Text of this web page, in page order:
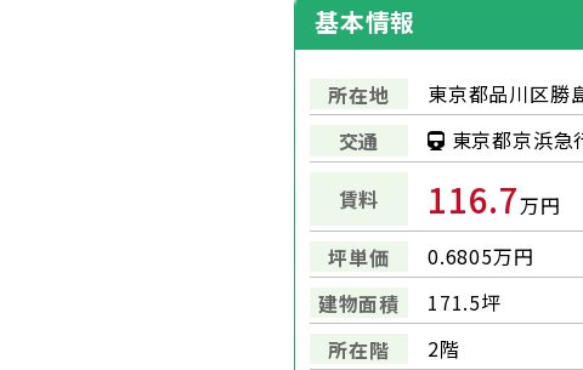
基本情報
所在地
東京都品川区勝
交通
東京都京浜急
賃料 116.7万円
坪単価
0.6805万円
建物面積
171.5坪
所在階
2階